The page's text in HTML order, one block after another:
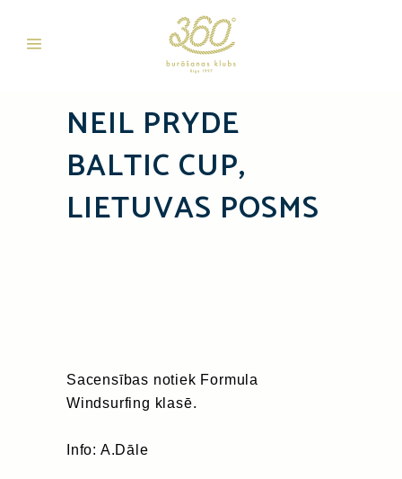
NEIL PRYDE
BALTIC CUP,
LIETUVAS POSMS
Sacensības notiek Formula
Windsurfing klasē.
Info: A.Dāle